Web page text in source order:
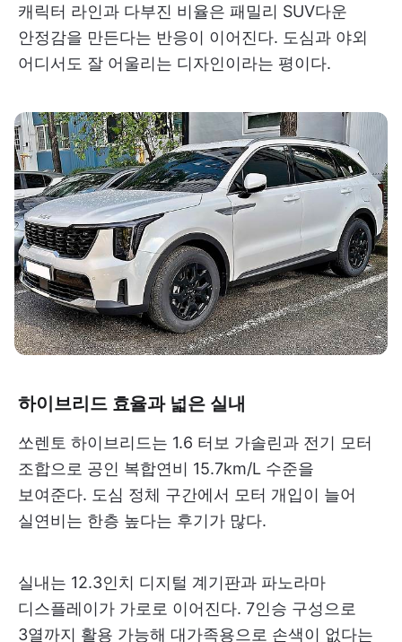
캐릭터 라인과 다부진 비율은 패밀리 SUV다운
안정감을 만든다는 반응이 이어진다. 도심과 야외
어디서도 잘 어울리는 디자인이라는 평이다.
하이브리드 효율과 넓은 실내
쏘렌토 하이브리드는 1.6 터보 가솔린과 전기 모터
조합으로 공인 복합연비 15.7km/L 수준을
보여준다. 도심 정체 구간에서 모터 개입이 늘어
실연비는 한층 높다는 후기가 많다.
실내는 12.3인치 디지털 계기판과 파노라마
디스플레이가 가로로 이어진다. 7인승 구성으로
3열까지 활용 가능해 대가족용으로 손색이 없다는